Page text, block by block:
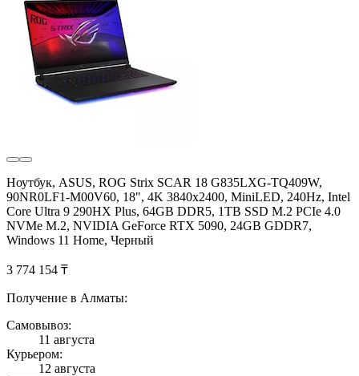
Ноутбук, ASUS, ROG Strix SCAR 18 G835LXG-TQ409W,
90NR0LF1-M00V60, 18", 4K 3840x2400, MiniLED, 240Hz, Intel
Core Ultra 9 290HX Plus, 64GB DDR5, 1TB SSD M.2 PCIe 4.0
NVMe M.2, NVIDIA GeForce RTX 5090, 24GB GDDR7,
Windows 11 Home, Черный
3 774 154 ₸
Получение в Алматы:
Самовывоз:
11 августа
Курьером:
12 августа